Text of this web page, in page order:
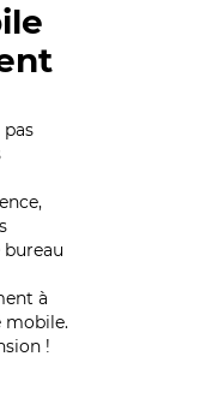
pas
à
mobile.
!